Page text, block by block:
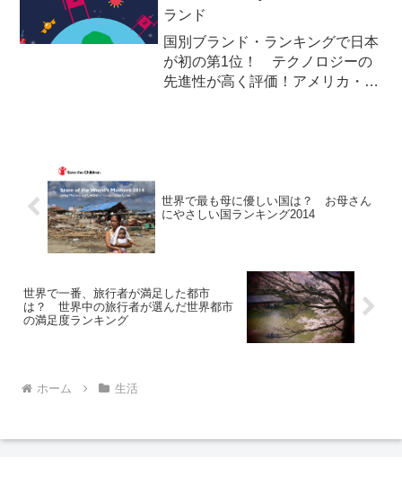
ィショナー・トリートメント...
ランド
国別ブランド・ランキングで日本
が初の第1位！ テクノロジーの
先進性が高く評価！アメリカ・ニ
世界で最も母に優しい国は？ お母さん
にやさしい国ランキング2014
世界で一番、旅行者が満足した都市
は？ 世界中の旅行者が選んだ世界都市
の満足度ランキング
ホーム 生活